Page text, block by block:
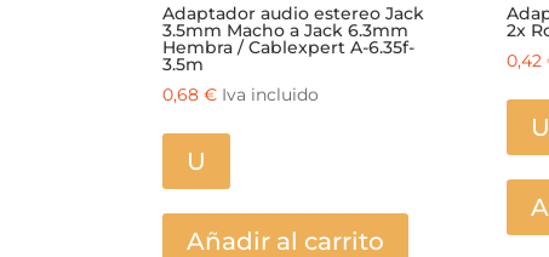
Adaptador audio estereo Jack
3.5mm Macho a Jack 6.3mm
Hembra / Cablexpert A-6.35f-
3.5m
0,68€ Iva incluido
U
Añadir al carrito
2x
0,42
U